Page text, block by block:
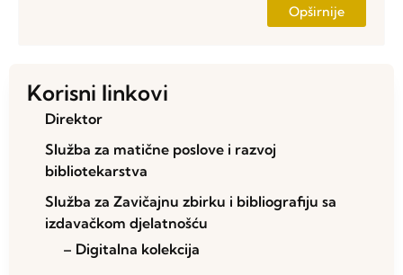
Opširnije
Korisni linkovi
Direktor
Služba za matične poslove i razvoj
bibliotekarstva
Služba za Zavičajnu zbirku i bibliografiju sa
izdavačkom djelatnošću
– Digitalna kolekcija